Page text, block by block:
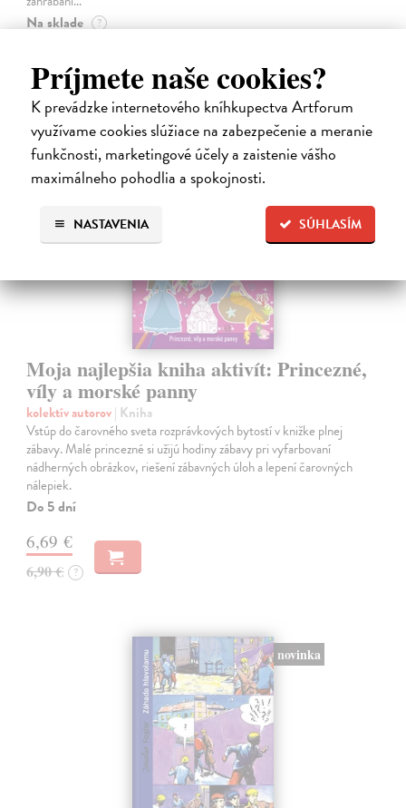
Príjmete naše cookies?
K prevádzke internetového kníhkupectva Artforum
využívame cookies slúžiace na zabezpečenie a meranie
funkčnosti, marketingové účely a zaistenie vášho
maximálneho pohodlia a spokojnosti.
SÚHLASÍM
NASTAVENIA
Na sklade ?
14,95 € ?
Moja najlepšia kniha aktivít: Princezné,
víly a morské panny
kolektív autorov| Kniha
Vstúp do čarovného sveta rozprávkových bytostí v knižke plnej
zábavy. Malé princezné si užijú hodiny zábavy pri vyfarbovaní
nádherných obrázkov, riešení zábavných úloh a lepení čarovných
nálepiek.
Do 5 dní
6,69 €
6,90 € ?
novinka